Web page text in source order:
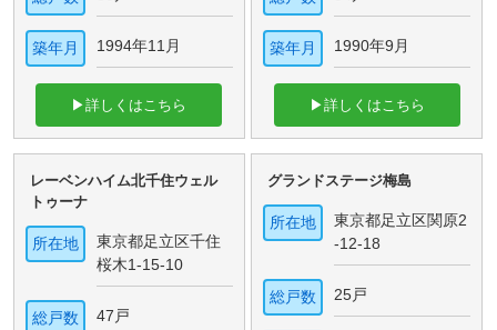
築年月 1994年11月
▶詳しくはこちら
築年月 1990年9月
▶詳しくはこちら
レーベンハイム北千住ウェル
トゥーナ
所在地
東京都足立区千住
桜木1-15-10
総戸数 47戸
グランドステージ梅島
所在地
東京都足立区関原2
-12-18
総戸数 25戸